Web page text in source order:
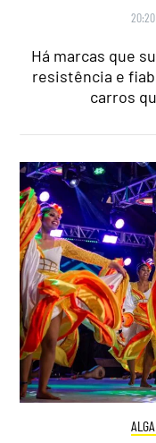
Há marcas que
resistência e
carros